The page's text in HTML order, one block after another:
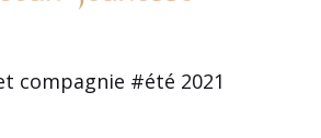
compagnie #été 2021